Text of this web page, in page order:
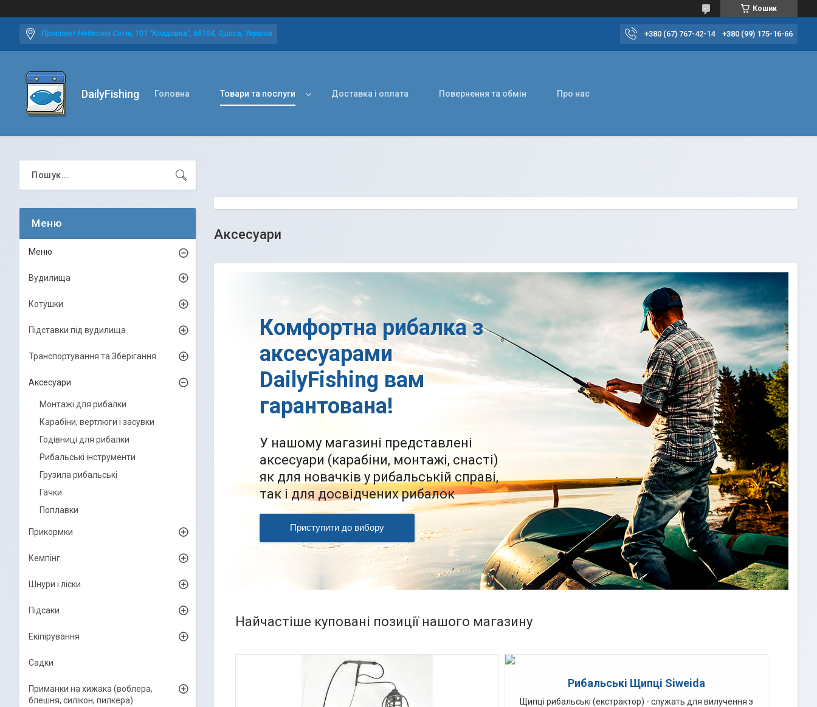
Кошик
Проспект Небесної Сотні, 101 "Кладовка", 65104, Одеса, Україна +380 (67) 767-42-14 +380 (99) 175-16-66
DailyFishing Головна Товари та послуги Доставка і оплата Повернення та обмін Про нас
Аксесуари
Комфортна рибалка з
аксесуарами
DailyFishing вам
гарантована!
У нашому магазині представлені
аксесуари (карабіни, монтажі, снасті)
як для новачків у рибальській справі,
так і для досвідчених рибалок
Приступити до вибору
Найчастіше куповані позиції нашого магазину
Рибальські Щипці Siweida
Щипці рибальські (екстрактор) - служать для вилучення з
Меню
Вудилища
Котушки
Підставки під вудилища
Транспортування та Зберігання
Аксесуари
Монтажі для рибалки
Карабіни, вертлюги і засувки
Годівниці для рибалки
Рибальські інструменти
Грузила рибальські
Гачки
Поплавки
Прикормки
Кемпінг
Шнури і ліски
Підсаки
Екіпірування
Садки
Приманки на хижака (воблера,
блешня, силікон, пилкера)